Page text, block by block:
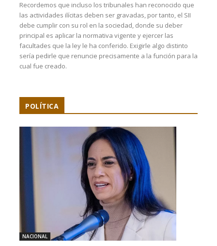
Recordemos que incluso los tribunales han reconocido que
las actividades ilícitas deben ser gravadas, por tanto, el SII
debe cumplir con su rol en la sociedad, donde su deber
principal es aplicar la normativa vigente y ejercer las
facultades que la ley le ha conferido. Exigirle algo distinto
sería pedirle que renuncie precisamente a la función para la
cual fue creado.
POLÍTICA
NACIONAL